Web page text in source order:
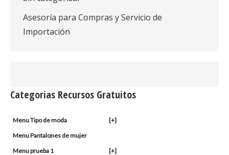
Asesoría para Compras y Servicio de
Importación
Categorias Recursos Gratuitos
Menu Tipo de moda
[+]
Menu Pantalones de mujer
Menu prueba 1
[+]